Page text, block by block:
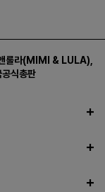
룰라(MIMI & LULA)
공식총판